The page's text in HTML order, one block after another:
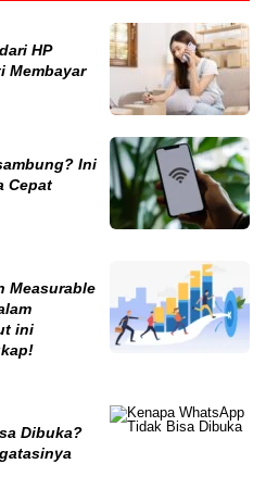
HP
Membayar
Ini
Cepat
Measurable
ini
Dibuka?